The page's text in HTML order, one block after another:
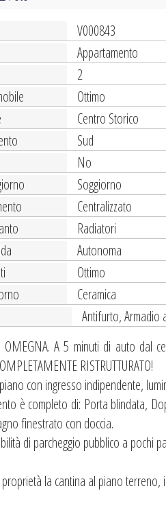
V000843
Appartamento
2
Ottimo
Centro Storico
Sud
No
Soggiorno
Centralizzato
Radiatori
Autonoma
Ottimo
Ceramica
Antifurto, Armadio
OMEGNA. A 5 minuti di auto dal
RISTRUTTURATO!
con ingresso indipendente,
è completo di: Porta blindata,
finestrato con doccia.
di parcheggio pubblico a pochi
la cantina al piano